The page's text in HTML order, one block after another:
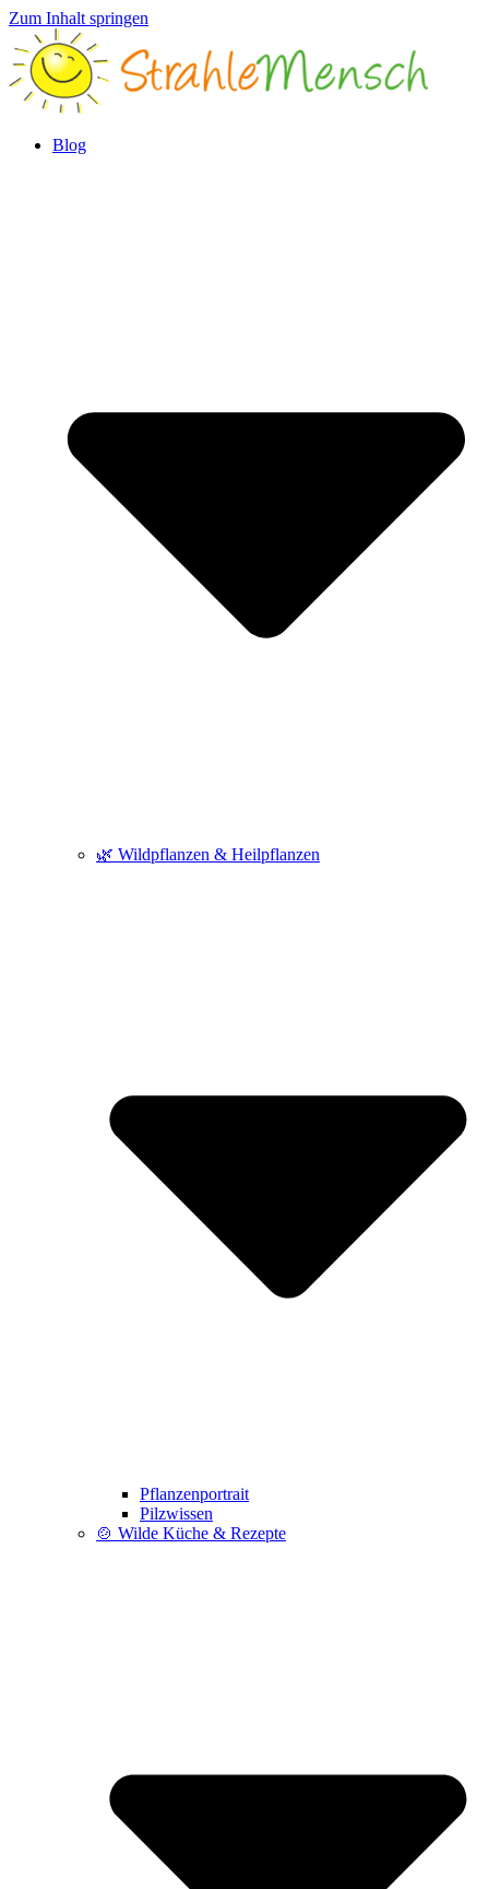
Zum Inhalt springen
Blog
🌿 Wildpflanzen & Heilpflanzen
Pflanzenportrait
Pilzwissen
🍲 Wilde Küche & Rezepte